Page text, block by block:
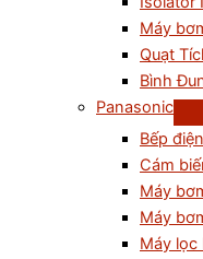
Máy
Quạt
Bình
Panasonic
Bếp
Cám
Máy
Máy
Máy